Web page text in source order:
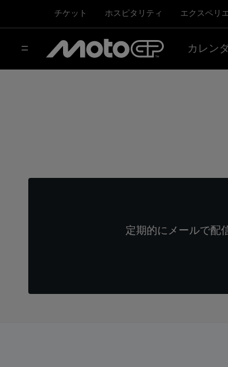
チケット ホスピタリティ エクスペリ
カレン
定期的にメールで配